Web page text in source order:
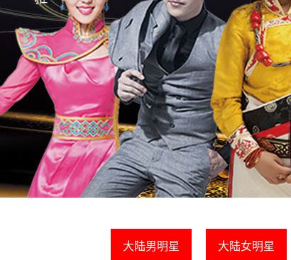
大陆男明星 大陆女明星